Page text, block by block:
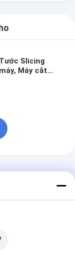
Tước Slicing
máy, Máy cắt